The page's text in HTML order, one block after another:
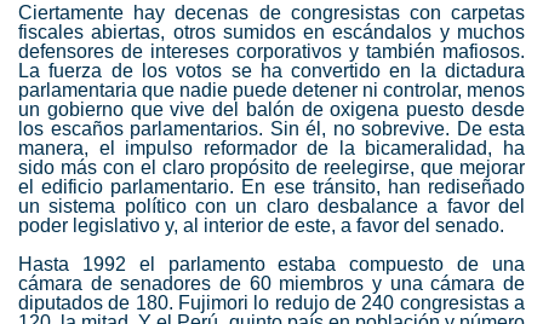
Ciertamente hay decenas de congresistas con carpetas
fiscales abiertas, otros sumidos en escándalos y muchos
defensores de intereses corporativos y también mafiosos.
La fuerza de los votos se ha convertido en la dictadura
parlamentaria que nadie puede detener ni controlar, menos
un gobierno que vive del balón de oxigena puesto desde
los escaños parlamentarios. Sin él, no sobrevive. De esta
manera, el impulso reformador de la bicameralidad, ha
sido más con el claro propósito de reelegirse, que mejorar
el edificio parlamentario. En ese tránsito, han rediseñado
un sistema político con un claro desbalance a favor del
poder legislativo y, al interior de este, a favor del senado.
Hasta 1992 el parlamento estaba compuesto de una
cámara de senadores de 60 miembros y una cámara de
diputados de 180. Fujimori lo redujo de 240 congresistas a